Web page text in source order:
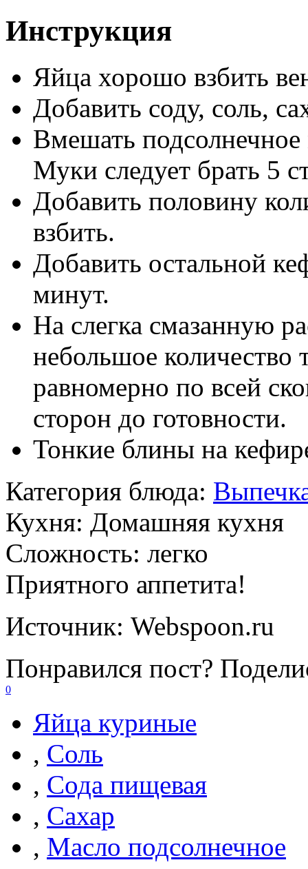
Инструкция
Яйца хорошо взбить
Добавить соду, соль,
Вмешать
Муки следует брать 5
Добавить половину
взбить.
Добавить остальной
минут.
На слегка смазанную
небольшое количество
равномерно по всей
сторон до готовности.
Тонкие блины на
Категория блюда:
Кухня: Домашняя кухня
Сложность: легко
Приятного аппетита!
Источник: Webspoon.ru
Понравился пост?
0
Яйца куриные
, Соль
, Сода пищевая
, Сахар
, Масло подсолнечное